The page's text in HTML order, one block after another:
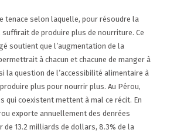
tenace selon laquelle, pour résoudre la
de produire plus de nourriture. Ce
soutient que l’augmentation de la
à chacun et chacune de manger à
la question de l’accessibilité alimentaire à
plus pour nourrir plus. Au Pérou,
qui coexistent mettent à mal ce récit. En
exporte annuellement des denrées
de 13.2 milliards de dollars, 8.3% de la